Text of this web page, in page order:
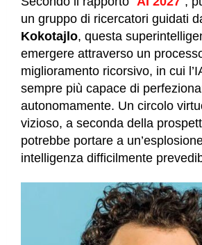
un gruppo di ricercatori guidati
Kokotajlo, questa
emergere attraverso un
miglioramento ricorsivo, in cui
sempre più capace di
autonomamente. Un circolo
vizioso, a seconda della
potrebbe portare a
intelligenza difficilmente